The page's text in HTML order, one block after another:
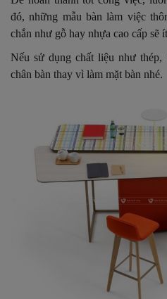
đó, những mẫu bàn làm việc
chắn như gỗ hay nhựa cao cấp sẽ
Nếu sử dụng chất liệu như
chân bàn thay vì làm mặt bàn nhé.